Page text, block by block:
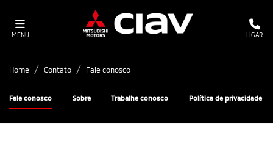
MENU LIGAR
Home Contato Fale conosco
Fale conosco Sobre Trabalhe conosco Política de privacidade